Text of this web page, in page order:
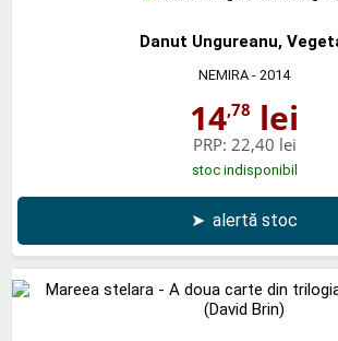
Danut Ungureanu,
NEMIRA - 2014
14,78 lei
PRP: 22,40 lei
stoc indisponibil
➤ alertă stoc